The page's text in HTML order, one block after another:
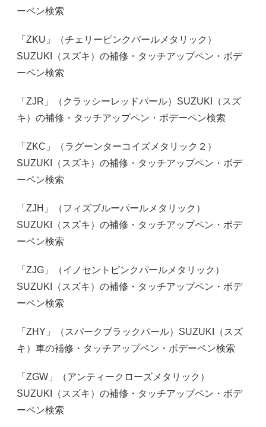
ーペン検索
「ZKU」（チェリーピンクパールメタリック）
SUZUKI（スズキ）の補修・タッチアップペン・ボデ
ーペン検索
「ZJR」（クラッシーレッドパール）SUZUKI（スズ
キ）の補修・タッチアップペン・ボデーペン検索
「ZKC」（ラグーンターコイズメタリック２）
SUZUKI（スズキ）の補修・タッチアップペン・ボデ
ーペン検索
「ZJH」（フィズブルーパールメタリック）
SUZUKI（スズキ）の補修・タッチアップペン・ボデ
ーペン検索
「ZJG」（イノセントピンクパールメタリック）
SUZUKI（スズキ）の補修・タッチアップペン・ボデ
ーペン検索
「ZHY」（スパークブラックパール）SUZUKI（スズ
キ）車の補修・タッチアップペン・ボデーペン検索
「ZGW」（アンティークローズメタリック）
SUZUKI（スズキ）の補修・タッチアップペン・ボデ
ーペン検索